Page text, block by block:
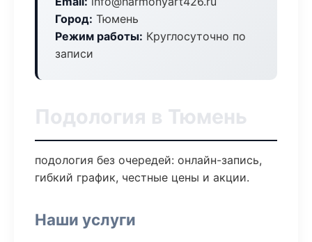
Город: Тюмень
Режим работы: Круглосуточно по
записи
Подология в Тюмень
подология без очередей: онлайн-запись,
гибкий график, честные цены и акции.
Наши услуги